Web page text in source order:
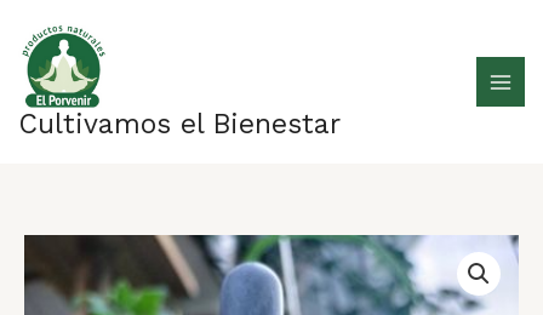
contenido
Cultivamos el Bienestar
helicriso
cantidad